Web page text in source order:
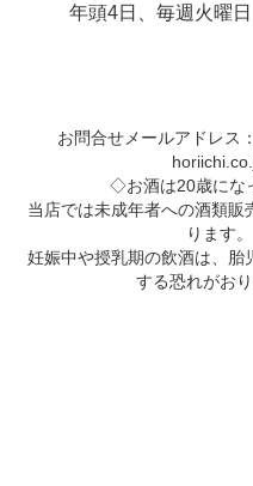
年頭4日、毎週火曜日
お問合せメールアドレス：
◇お酒は20歳にな
当店では未成年者への酒類販
ります。
妊娠中や授乳期の飲酒は、胎
する恐れがおり